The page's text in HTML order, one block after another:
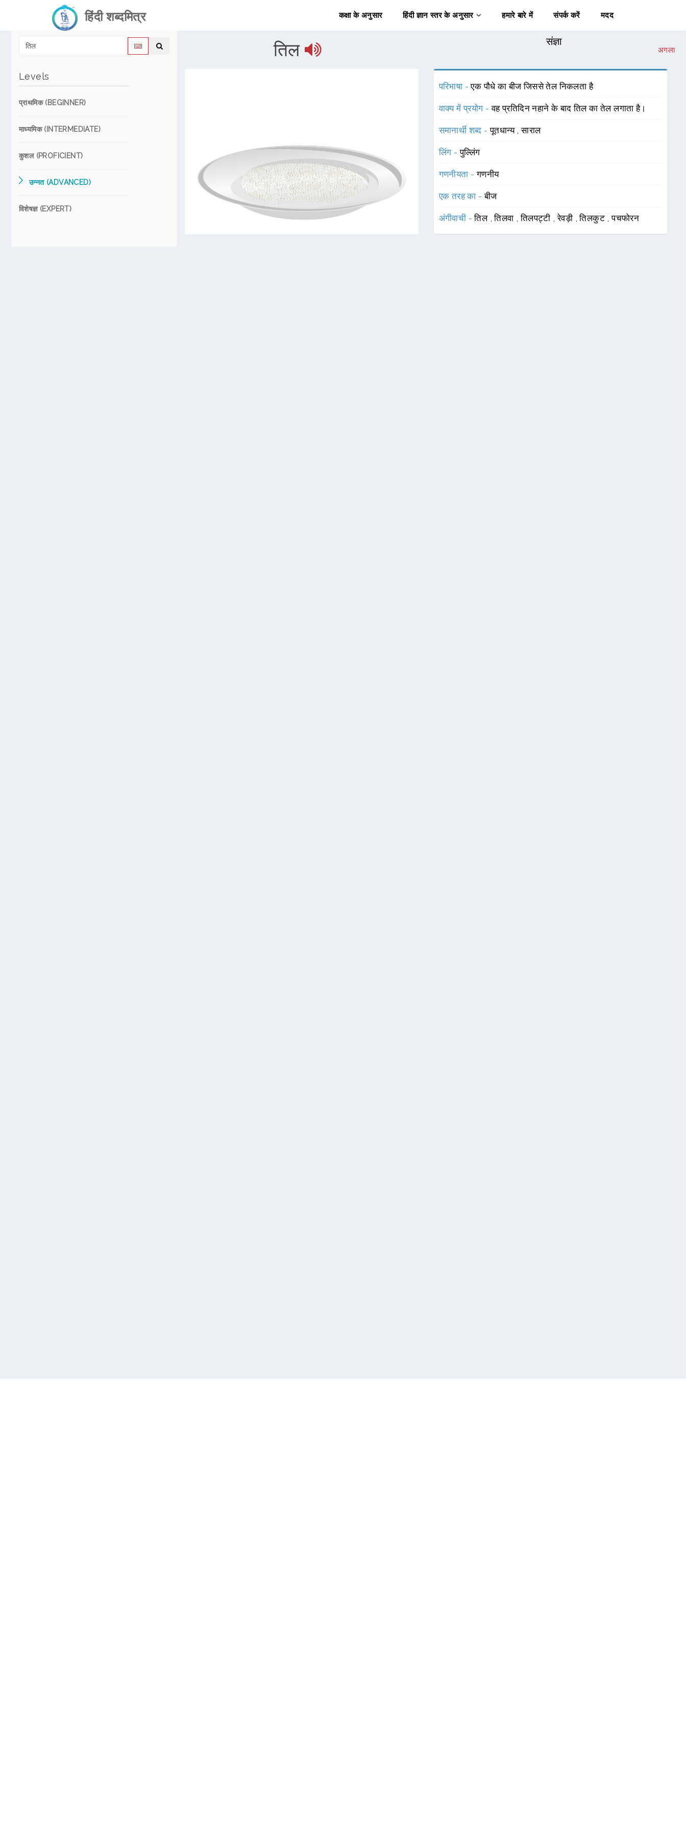
हिंदी शब्दमित्र कक्षा के अनुसार हिंदी ज्ञान स्तर के अनुसार हमारे बारे में संपर्क करें मदद
Levels
प्राथमिक (BEGINNER)
माध्यमिक (INTERMEDIATE)
कुशल (PROFICIENT)
उन्नत (ADVANCED)
विशेषज्ञ (EXPERT)
तिल संज्ञा
अगला
परिभाषा -एक पौधे का बीज जिससे तेल निकलता है
वाक्य में प्रयोग -वह प्रतिदिन नहाने के बाद तिल का तेल लगाता है।
समानार्थी शब्द -पूतधान्य ,साराल
लिंग -पुल्लिंग
गणनीयता -गणनीय
एक तरह का -बीज
अंगीवाची -तिल ,तिलवा ,तिलपट्टी ,रेवड़ी ,तिलकुट ,पचफोरन